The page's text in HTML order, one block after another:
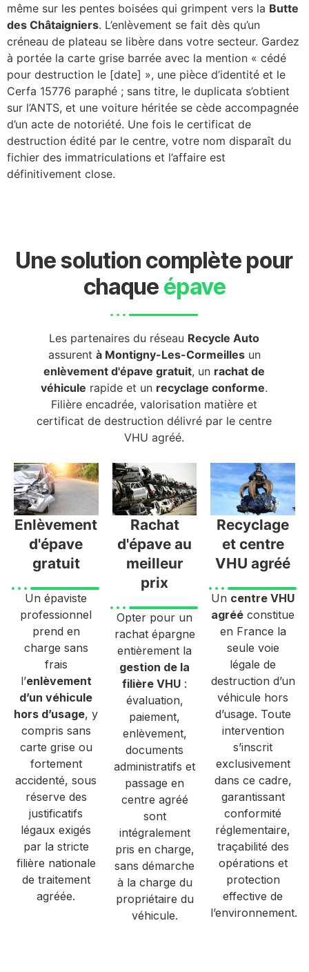
même sur les pentes boisées qui grimpent vers la Butte
des Châtaigniers. L’enlèvement se fait dès qu’un
créneau de plateau se libère dans votre secteur. Gardez
à portée la carte grise barrée avec la mention « cédé
pour destruction le [date] », une pièce d’identité et le
Cerfa 15776 paraphé ; sans titre, le duplicata s’obtient
sur l’ANTS, et une voiture héritée se cède accompagnée
d’un acte de notoriété. Une fois le certificat de
destruction édité par le centre, votre nom disparaît du
fichier des immatriculations et l’affaire est
définitivement close.
Une solution complète pour
chaque épave
Les partenaires du réseau Recycle Auto
assurent à Montigny-Les-Cormeillesun
enlèvement d'épave gratuit, un rachat de
véhicule rapide et un recyclage conforme.
Filière encadrée, valorisation matière et
certificat de destruction délivré par le centre
VHU agréé.
Enlèvement
d'épave
gratuit
Un épaviste
professionnel
prend en
charge sans
frais
l’enlèvement
d’un véhicule
hors d’usage, y
compris sans
carte grise ou
fortement
accidenté, sous
réserve des
justificatifs
légaux exigés
par la stricte
filière nationale
de traitement
agréée.
Rachat
d'épave au
meilleur
prix
Opter pour un
rachat épargne
entièrement la
gestion de la
filière VHU :
évaluation,
paiement,
enlèvement,
documents
administratifs et
passage en
centre agréé
sont
intégralement
pris en charge,
sans démarche
à la charge du
propriétaire du
véhicule.
Recyclage
et centre
VHU agréé
Un centre VHU
agréé constitue
en France la
seule voie
légale de
destruction d’un
véhicule hors
d’usage. Toute
intervention
s’inscrit
exclusivement
dans ce cadre,
garantissant
conformité
réglementaire,
traçabilité des
opérations et
protection
effective de
l’environnement.